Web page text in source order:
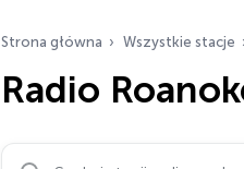
Strona główna Wszystkie stacje
Radio
Szukaj stacji radiowych…